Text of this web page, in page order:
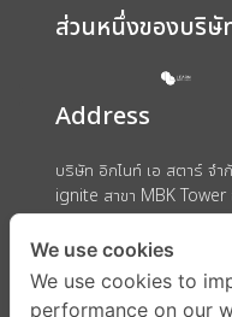
ส่วนหนึ่งของบริษั
Address
บริษัท อิกไนท์ เอ สตาร์ จ
ignite สาขา MBK Tower
ถนนพญาไท แขวงวังใหม่
We use cookies
We use cookies to
performance on our